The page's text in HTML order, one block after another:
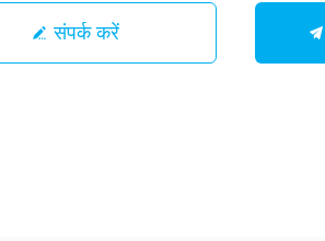
संपर्क करें